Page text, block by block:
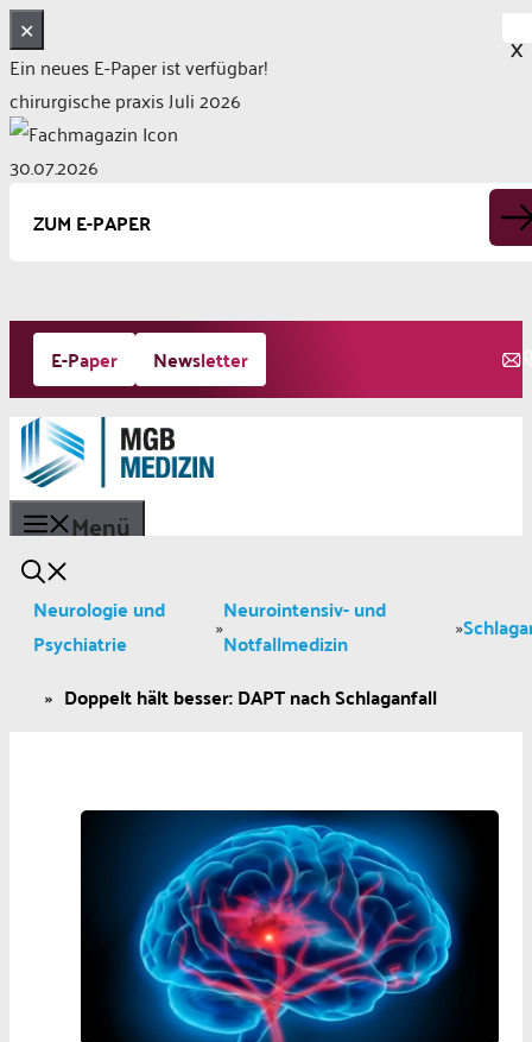
✕
Ein neues E-Paper ist verfügbar!
chirurgische praxis Juli 2026
30.07.2026
ZUM E-PAPER
Zum
Inhalt
springen
E-Paper Newsletter
Menü
Neurologie und
Psychiatrie
»Neurointensiv- und
Notfallmedizin
»
» Doppelt hält besser: DAPT nach Schlaganfall
X